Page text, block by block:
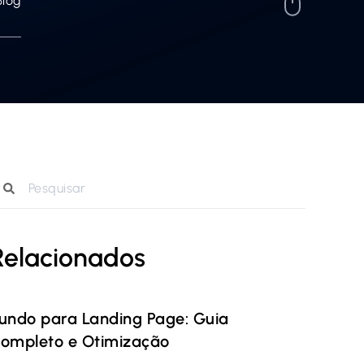
para Landing Page: Guia
e Otimização